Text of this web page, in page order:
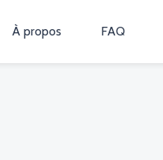
À propos FAQ